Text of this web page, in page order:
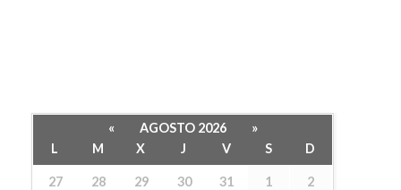
« AGOSTO 2026
»
L
M X J V S D
27 28 29 30 31 1 2